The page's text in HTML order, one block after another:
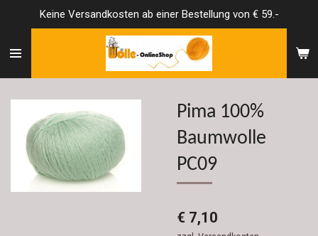
springen
Keine Versandkosten ab einer Bestellung von € 59.-
Pima 100%
Baumwolle
PC09
€ 7,10